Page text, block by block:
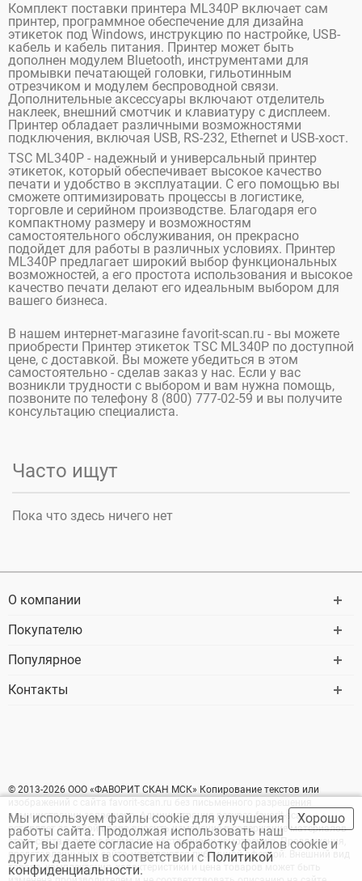
Комплект поставки принтера ML340P включает сам
принтер, программное обеспечение для дизайна
этикеток под Windows, инструкцию по настройке, USB-
кабель и кабель питания. Принтер может быть
дополнен модулем Bluetooth, инструментами для
промывки печатающей головки, гильотинным
отрезчиком и модулем беспроводной связи.
Дополнительные аксессуары включают отделитель
наклеек, внешний смотчик и клавиатуру с дисплеем.
Принтер обладает различными возможностями
подключения, включая USB, RS-232, Ethernet и USB-хост.
TSC ML340P - надежный и универсальный принтер
этикеток, который обеспечивает высокое качество
печати и удобство в эксплуатации. С его помощью вы
сможете оптимизировать процессы в логистике,
торговле и серийном производстве. Благодаря его
компактному размеру и возможностям
самостоятельного обслуживания, он прекрасно
подойдет для работы в различных условиях. Принтер
ML340P предлагает широкий выбор функциональных
возможностей, а его простота использования и высокое
качество печати делают его идеальным выбором для
вашего бизнеса.
В нашем интернет-магазине favorit-scan.ru - вы можете
приобрести Принтер этикеток TSC ML340P по доступной
цене, с доставкой. Вы можете убедиться в этом
самостоятельно - сделав заказ у нас. Если у вас
возникли трудности с выбором и вам нужна помощь,
позвоните по телефону 8 (800) 777-02-59 и вы получите
консультацию специалиста.
Часто ищут
Пока что здесь ничего нет
О компании
Покупателю
Популярное
Контакты
© 2013-2026 ООО «ФАВОРИТ СКАН МСК» Копирование текстов или
администрации запрещено. Администрация ресурса favorit-scan
оставляет за собой право вносить изменение в содержание материалов
этого сайта в любое время по собственному усмотрению. Предложения,
представленные на сайте, не являются публичной офертой. Внешний вид
товара, комплектация, характеристики и цена товаров может быть
Хорошо
Мы используем файлы cookie для улучшения
работы сайта. Продолжая использовать наш
сайт, вы даете согласие на обработку файлов cookie и
других данных в соответствии с Политикой
конфиденциальности.